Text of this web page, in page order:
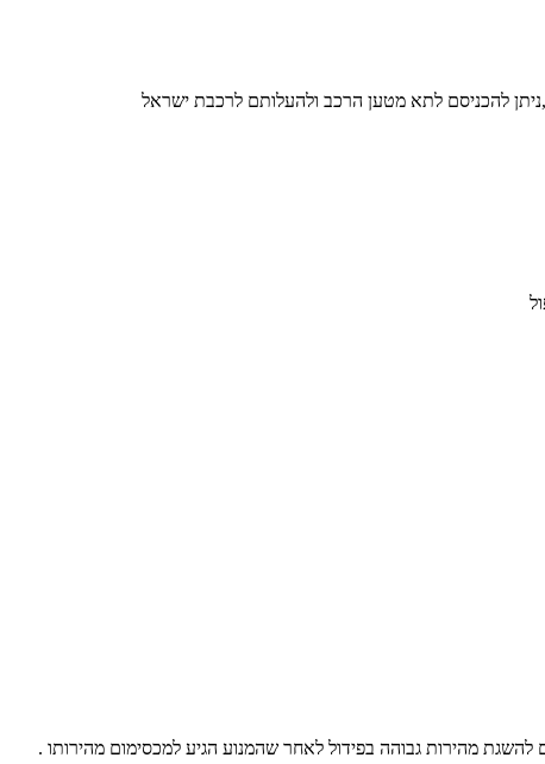
להכניסם לתא מטען הרכב ולהעלותם לרכבת ישראל